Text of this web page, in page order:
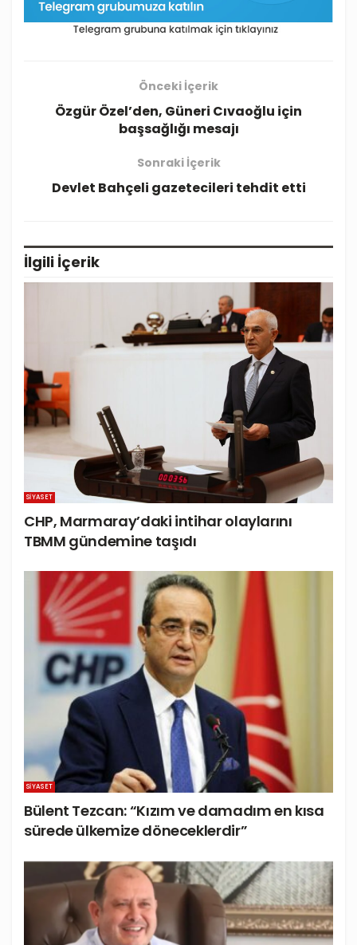
Önceki İçerik
Özgür Özel’den, Güneri Cıvaoğlu için
başsağlığı mesajı
Sonraki İçerik
Devlet Bahçeli gazetecileri tehdit etti
İlgili İçerik
SIYASET
CHP, Marmaray’daki intihar olaylarını
TBMM gündemine taşıdı
SIYASET
Bülent Tezcan: “Kızım ve damadım en kısa
sürede ülkemize döneceklerdir”